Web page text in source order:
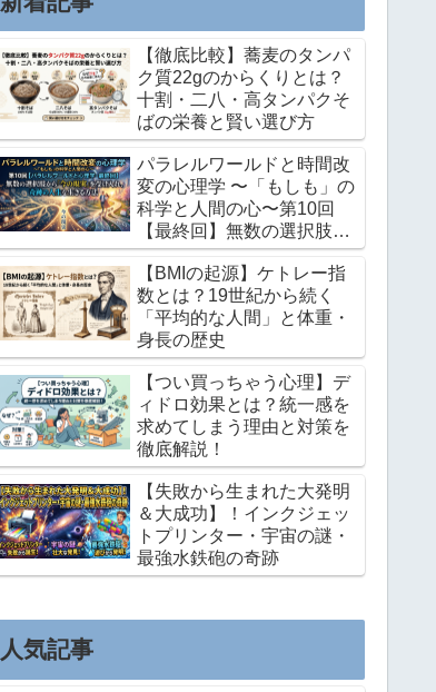
【徹底比較】蕎麦のタンパ
ク質22gのからくりとは？
十割・二八・高タンパクそ
ばの栄養と賢い選び方
パラレルワールドと時間改
変の心理学 〜「もしも」の
科学と人間の心〜第10回
【最終回】無数の選択肢か
ら「今の現実」を受け入
れ、奇跡の人生を生きる方
法
【BMIの起源】ケトレー指
数とは？19世紀から続く
「平均的な人間」と体重・
身長の歴史
【つい買っちゃう心理】デ
ィドロ効果とは？統一感を
求めてしまう理由と対策を
徹底解説！
【失敗から生まれた大発明
＆大成功】！インクジェッ
トプリンター・宇宙の謎・
最強水鉄砲の奇跡
人気記事